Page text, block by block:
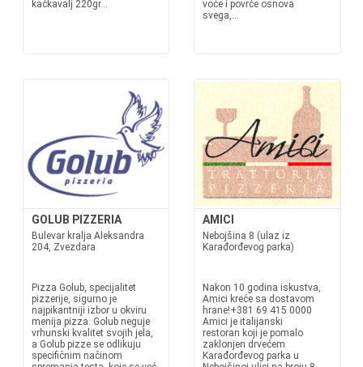
kačkavalj 220gr...
voće i povrće osnova
svega,...
GOLUB PIZZERIA
Bulevar kralja Aleksandra
204, Zvezdara
Pizza Golub, specijalitet
pizzerije, sigurno je
najpikantniji izbor u okviru
menija pizza. Golub neguje
vrhunski kvalitet svojih jela,
a Golub pizze se odlikuju
specifičnim načinom
AMICI
Nebojšina 8 (ulaz iz
Karađorđevog parka)
Nakon 10 godina iskustva,
Amici kreće sa dostavom
hrane!+381 69 415 0000
Amici je italijanski
restoran koji je pomalo
zaklonjen drvećem
Karađorđevog parka u